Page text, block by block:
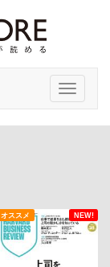
Toggle
NEW!
オススメ